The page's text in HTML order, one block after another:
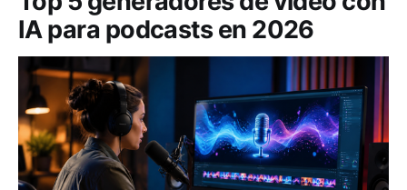
IA para podcasts en 2026